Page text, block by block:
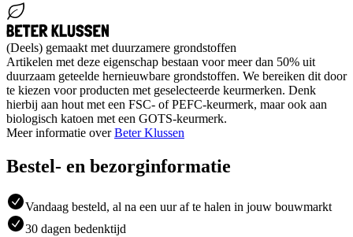
(Deels) gemaakt met duurzamere grondstoffen
Artikelen met deze eigenschap bestaan voor meer dan 50% uit
duurzaam geteelde hernieuwbare grondstoffen. We bereiken dit door
te kiezen voor producten met geselecteerde keurmerken. Denk
hierbij aan hout met een FSC- of PEFC-keurmerk, maar ook aan
biologisch katoen met een GOTS-keurmerk.
Meer informatie overBeter Klussen
Bestel- en bezorginformatie
Vandaag besteld, al na een uur af te halen in jouw bouwmarkt
30 dagen bedenktijd